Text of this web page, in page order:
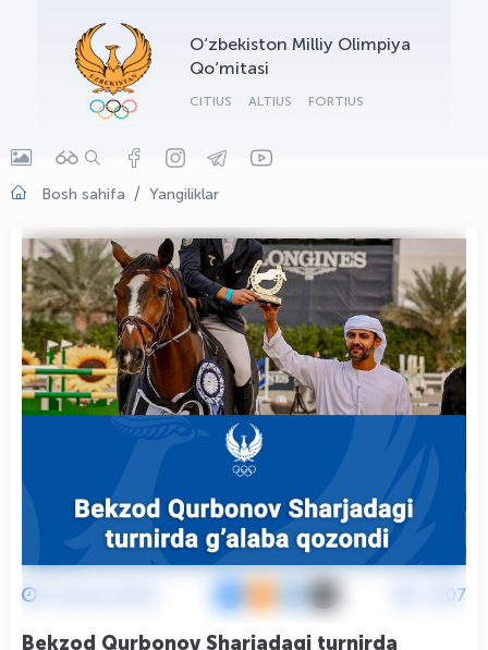
O‘zbekiston Milliy Olimpiya
Qo‘mitasi
CITIUS ALTIUS FORTIUS
Bosh sahifa Yangiliklar
2307
Bekzod Qurbonov Sharjadagi turnirda
OLYMPCHIK AI - yordamchi
Onlayn · olympic.uz